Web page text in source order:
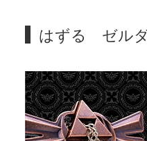
はずる ゼル